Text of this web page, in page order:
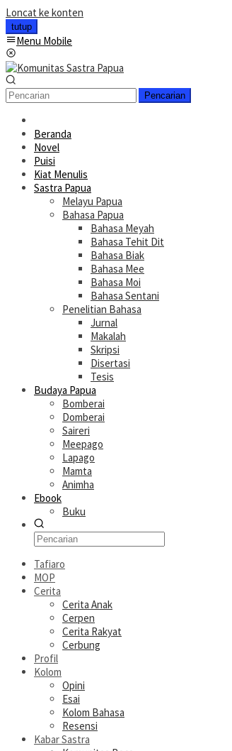
Loncat ke konten
tutup
Menu Mobile
Pencarian
Beranda
Novel
Puisi
Kiat Menulis
Sastra Papua
Melayu Papua
Bahasa Papua
Bahasa Meyah
Bahasa Tehit Dit
Bahasa Biak
Bahasa Mee
Bahasa Moi
Bahasa Sentani
Penelitian Bahasa
Jurnal
Makalah
Skripsi
Disertasi
Tesis
Budaya Papua
Bomberai
Domberai
Saireri
Meepago
Lapago
Mamta
Animha
Ebook
Buku
Tafiaro
MOP
Cerita
Cerita Anak
Cerpen
Cerita Rakyat
Cerbung
Profil
Kolom
Opini
Esai
Kolom Bahasa
Resensi
Kabar Sastra